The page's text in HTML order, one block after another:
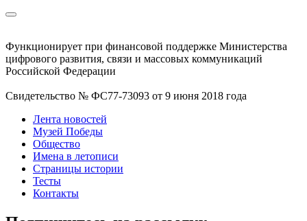
Функционирует при финансовой поддержке Министерства
цифрового развития, связи и массовых коммуникаций
Российской Федерации
Свидетельство № ФС77-73093 от 9 июня 2018 года
Лента новостей
Музей Победы
Общество
Имена в летописи
Страницы истории
Тесты
Контакты